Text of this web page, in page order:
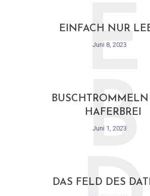
EINFACH NUR
Juni 8, 2023
E
HAFERBREI
Juni 1, 2023
B
DAS FELD DES